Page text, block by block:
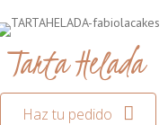
Tarta Helada
Haz tu pedido